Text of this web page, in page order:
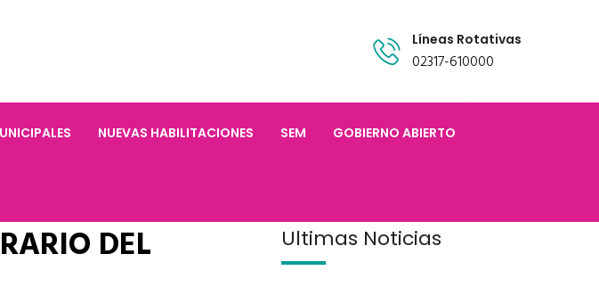
Líneas Rotativas
02317-610000
NUEVAS HABILITACIONES SEM GOBIERNO ABIERTO
DEL Últimas Noticias